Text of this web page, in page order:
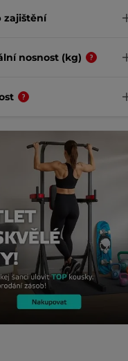
zajištění
nosnost (kg)